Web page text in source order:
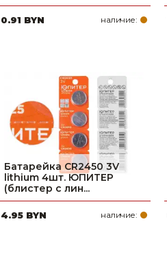
0.91 BYN наличие:
Батарейка CR2450 3V
lithium 4шт. ЮПИТЕР
(блистер с лин...
4.95 BYN наличие: